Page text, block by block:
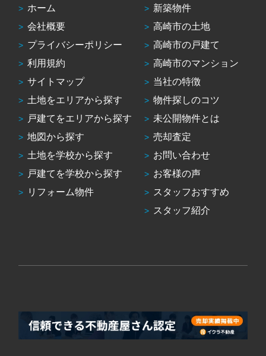
ホーム
会社概要
プライバシーポリシー
利用規約
サイトマップ
土地をエリアから探す
戸建てをエリアから探す
地図から探す
土地を学校から探す
戸建てを学校から探す
リフォーム物件
新築物件
高崎市の土地
高崎市の戸建て
高崎市のマンション
当社の特徴
物件探しのコツ
未公開物件とは
売却査定
お問い合わせ
お客様の声
スタッフおすすめ
スタッフ紹介